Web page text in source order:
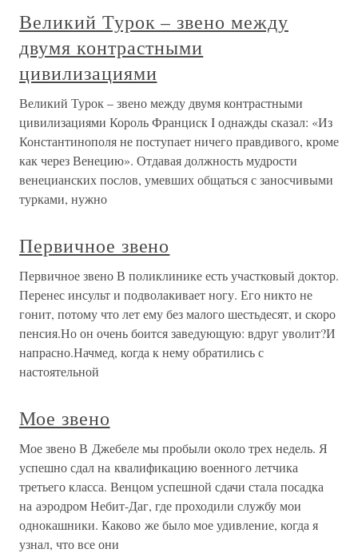
Великий Турок – звено между
двумя контрастными
цивилизациями
Великий Турок – звено между двумя контрастными
цивилизациями Король Франциск I однажды сказал: «Из
Константинополя не поступает ничего правдивого, кроме
как через Венецию». Отдавая должность мудрости
венецианских послов, умевших общаться с заносчивыми
турками, нужно
Первичное звено
Первичное звено В поликлинике есть участковый доктор.
Перенес инсульт и подволакивает ногу. Его никто не
гонит, потому что лет ему без малого шестьдесят, и скоро
пенсия.Но он очень боится заведующую: вдруг уволит?И
напрасно.Начмед, когда к нему обратились с
настоятельной
Мое звено
Мое звено В Джебеле мы пробыли около трех недель. Я
успешно сдал на квалификацию военного летчика
третьего класса. Венцом успешной сдачи стала посадка
на аэродром Небит-Даг, где проходили службу мои
однокашники. Каково же было мое удивление, когда я
узнал, что все они